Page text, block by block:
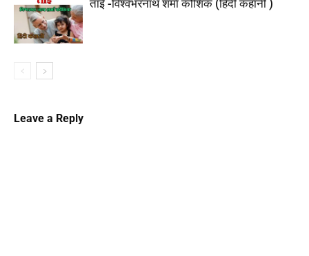
ताई -विश्‍वंभरनाथ शर्मा कौशिक (हिंदी कहानी )
Leave a Reply